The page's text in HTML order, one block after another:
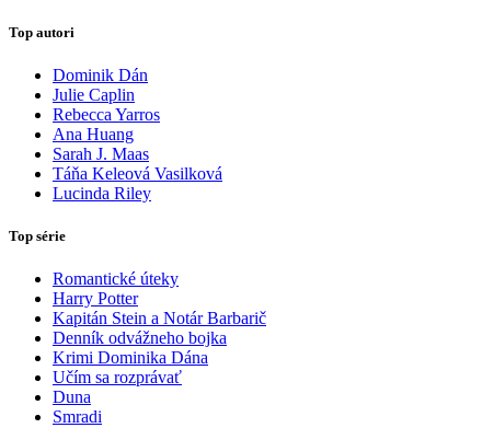
Top autori
Dominik Dán
Julie Caplin
Rebecca Yarros
Ana Huang
Sarah J. Maas
Táňa Keleová Vasilková
Lucinda Riley
Top série
Romantické úteky
Harry Potter
Kapitán Stein a Notár Barbarič
Denník odvážneho bojka
Krimi Dominika Dána
Učím sa rozprávať
Duna
Smradi